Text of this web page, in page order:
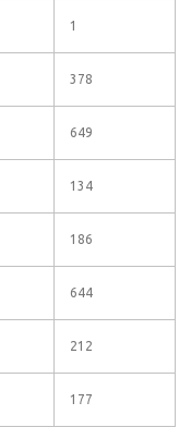
1
378
649
134
186
644
212
177